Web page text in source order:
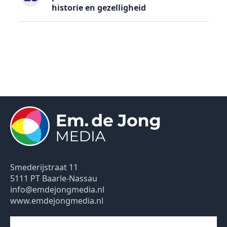
historie en gezelligheid
Smederijstraat 11
5111 PT Baarle-Nassau
info@emdejongmedia.nl
www.emdejongmedia.nl